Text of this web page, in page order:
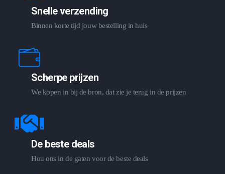
Snelle verzending
Binnen korte tijd jouw bestelling in huis
Scherpe prijzen
We kopen in bij de bron, dat zie je terug in de prijzen
De beste deals
Hou ons in de gaten voor de beste deals